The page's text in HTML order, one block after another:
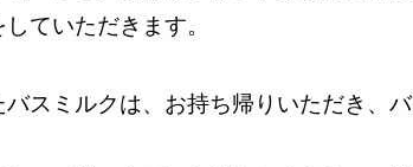
ていただきます。
スミルクは、お持ち帰りいただき、